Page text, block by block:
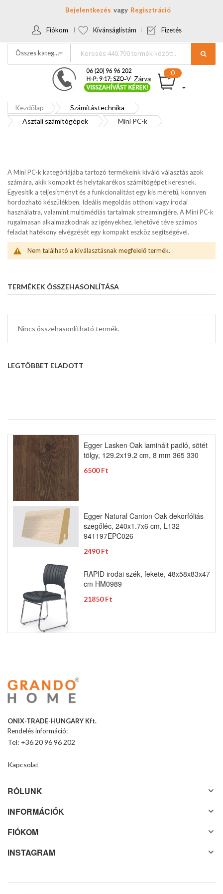
Bejelentkezés Regisztráció
Fiókom Kívánságlistám Fizetés
Összes kategória
Kezdőlap
Számítástechnika
Asztali számítógépek
Mini PC-k
A Mini PC-k kategóriájába tartozó termékeink kiváló választás azok
számára, akik kompakt és helytakarékos számítógépet keresnek.
Egyesítik a teljesítményt és a funkcionalitást egy kis méretű, könnyen
hordozható készülékben. Ideális megoldás otthoni vagy irodai
használatra, valamint multimédiás tartalmak streamingjére. A Mini PC-k
rugalmasan alkalmazkodnak az igényekhez, lehetővé téve számos
feladat hatékony elvégzését egy kompakt eszköz segítségével.
Nem található a kiválasztásnak megfelelő termék.
TERMÉKEK ÖSSZEHASONLÍTÁSA
Nincs összehasonlítható termék.
LEGTÖBBET ELADOTT
Egger Lasken Oak laminált padló, sötét
tölgy, 129.2x19.2 cm, 8 mm 365 330
6500 Ft
Egger Natural Canton Oak dekorfóliás
szegőléc, 240x1.7x6 cm, L132
941197EPC026
2490 Ft
RAPID irodai szék, fekete, 48x58x83x47
cm HM0989
21850 Ft
ONIX-TRADE-HUNGARY Kft.
Rendelés információ:
Tel: +36 20 96 96 202
Kapcsolat
RÓLUNK
INFORMÁCIÓK
FIÓKOM
INSTAGRAM